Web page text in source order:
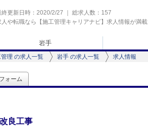
人や転職なら【施工管理キャリアナビ】求人情報が満載
終更新日時：2020/2/27 ｜ 総求人数：157
岩手
理 の求人一覧 岩手 の求人一覧 求人情報
ォーム
良工事